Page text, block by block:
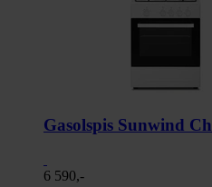
Gasolspis Sunwind
6 590,-